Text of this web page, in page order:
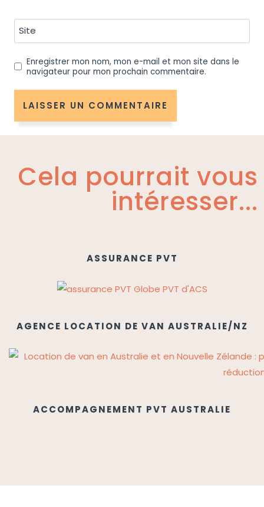
Site
Enregistrer mon nom, mon e-mail et mon site dans le
navigateur pour mon prochain commentaire.
Cela pourrait vous
intéresser...
ASSURANCE PVT
AGENCE LOCATION DE VAN AUSTRALIE/NZ
ACCOMPAGNEMENT PVT AUSTRALIE